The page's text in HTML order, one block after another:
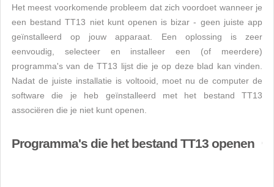
Het meest voorkomende probleem dat zich voordoet wanneer je
een bestand TT13 niet kunt openen is bizar - geen juiste app
geïnstalleerd op jouw apparaat. Een oplossing is zeer
eenvoudig, selecteer en installeer een (of meerdere)
programma's van de TT13 lijst die je op deze blad kan vinden.
Nadat de juiste installatie is voltooid, moet nu de computer de
software die je heb geïnstalleerd met het bestand TT13
associëren die je niet kunt openen.
Programma's die het bestand TT13 openen